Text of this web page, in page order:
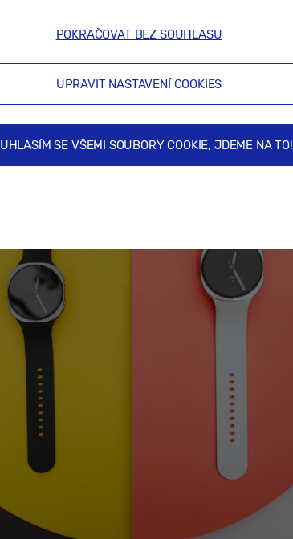
POKRAČOVAT BEZ SOUHLASU
UPRAVIT NASTAVENÍ COOKIES
SE VŠEMI SOUBORY COOKIE, JDEME NA TO!